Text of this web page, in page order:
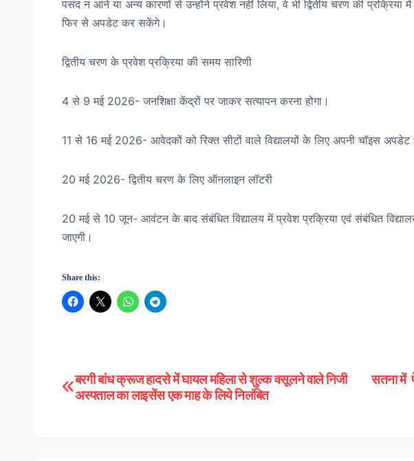
पसंद न आने या अन्य कारणों से उन्होंने प्रवेश नहीं लिया, वे भी द्वितीय चरण की प्रक्रिया
फिर से अपडेट कर सकेंगे।
द्वितीय चरण के प्रवेश प्रक्रिया की समय सारिणी
4 से 9 मई 2026- जनशिक्षा केंद्रों पर जाकर सत्यापन करना होगा।
11 से 16 मई 2026- आवेदकों को रिक्त सीटों वाले विद्यालयों के लिए अपनी चॉइस अपडेट
20 मई 2026- द्वितीय चरण के लिए ऑनलाइन लॉटरी
20 मई से 10 जून- आवंटन के बाद संबंधित विद्यालय में प्रवेश प्रक्रिया एवं संबंधित विद्यालय
जाएगी।
Share this:
Post
सतना में
बरगी बांध क्रूज हादसे में घायल महिला से शुल्क वसूलने वाले निजी
अस्पताल का लाइसेंस एक माह के लिये निलंबित